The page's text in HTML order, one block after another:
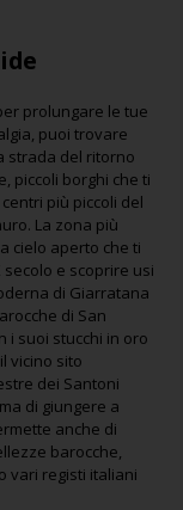
prolungare le tue
puoi trovare
strada del ritorno
piccoli borghi che ti
più piccoli del
La zona più
cielo aperto che ti
secolo e scoprire usi
di Giarratana
di San
i suoi stucchi in oro
vicino sito
dei Santoni
di giungere a
anche di
barocche,
vari registi italiani